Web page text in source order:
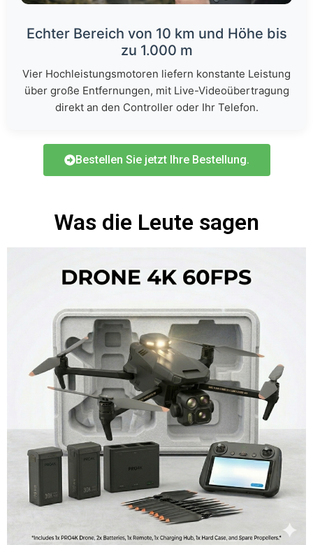
Echter Bereich von 10 km und Höhe bis
zu 1.000 m
Vier Hochleistungsmotoren liefern konstante Leistung
über große Entfernungen, mit Live-Videoübertragung
direkt an den Controller oder Ihr Telefon.
Bestellen Sie jetzt Ihre Bestellung.
Was die Leute sagen